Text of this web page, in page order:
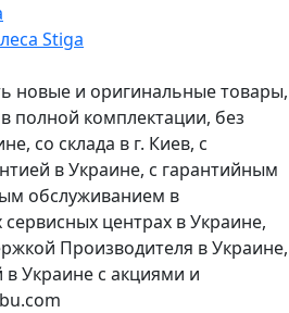
Stiga
новые и оригинальные товары,
полной комплектации, без
со склада в г. Киев, с
в Украине, с гарантийным
обслуживанием в
центрах в Украине,
Производителя в Украине,
в Украине с акциями и